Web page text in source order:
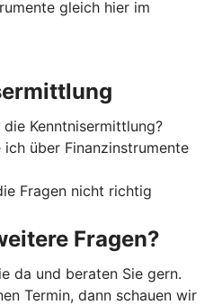
gleich hier im
Kenntnisermittlung?
ich über Finanzinstrumente
Fragen nicht richtig
Fragen?
da und beraten Sie gern.
Termin, dann schauen wir